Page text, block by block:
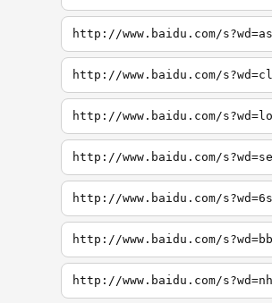
http://www.baidu.com/
http://www.baidu.com/
http://www.baidu.com/
http://www.baidu.com/
http://www.baidu.com/
http://www.baidu.com/
http://www.baidu.com/